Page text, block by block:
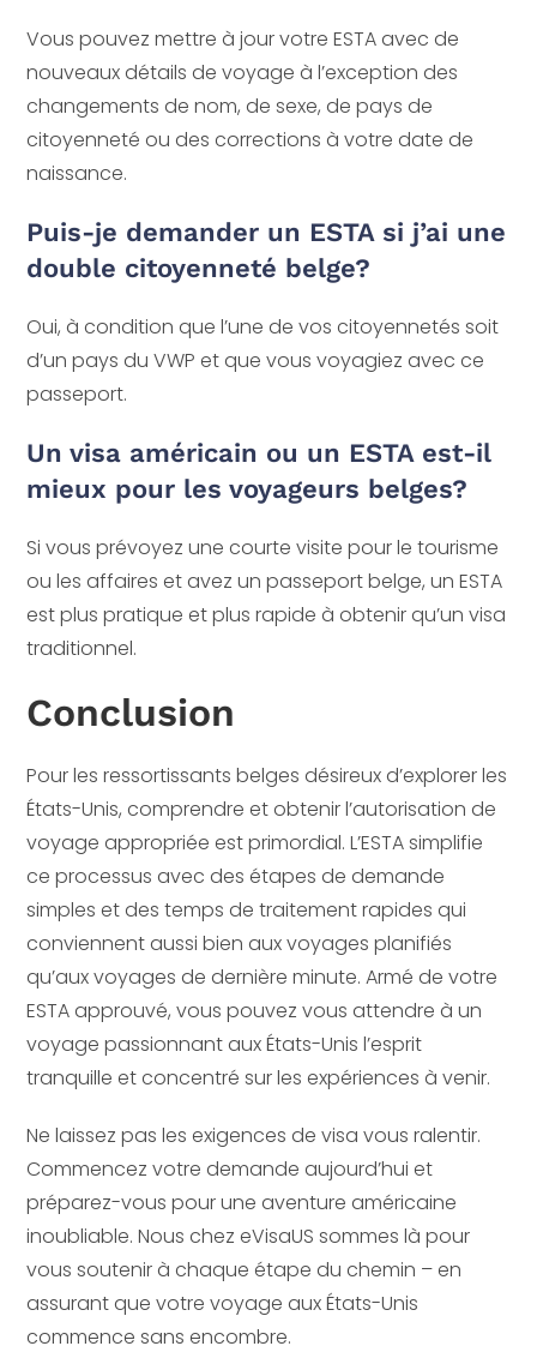
Vous pouvez mettre à jour votre ESTA avec de
nouveaux détails de voyage à l’exception des
changements de nom, de sexe, de pays de
citoyenneté ou des corrections à votre date de
naissance.
Puis-je demander un ESTA si j’ai une
double citoyenneté belge?
Oui, à condition que l’une de vos citoyennetés soit
d’un pays du VWP et que vous voyagiez avec ce
passeport.
Un visa américain ou un ESTA est-il
mieux pour les voyageurs belges?
Si vous prévoyez une courte visite pour le tourisme
ou les affaires et avez un passeport belge, un ESTA
est plus pratique et plus rapide à obtenir qu’un visa
traditionnel.
Conclusion
Pour les ressortissants belges désireux d’explorer les
États-Unis, comprendre et obtenir l’autorisation de
voyage appropriée est primordial. L’ESTA simplifie
ce processus avec des étapes de demande
simples et des temps de traitement rapides qui
conviennent aussi bien aux voyages planifiés
qu’aux voyages de dernière minute. Armé de votre
ESTA approuvé, vous pouvez vous attendre à un
voyage passionnant aux États-Unis l’esprit
tranquille et concentré sur les expériences à venir.
Ne laissez pas les exigences de visa vous ralentir.
Commencez votre demande aujourd’hui et
préparez-vous pour une aventure américaine
inoubliable. Nous chez eVisaUS sommes là pour
vous soutenir à chaque étape du chemin – en
assurant que votre voyage aux États-Unis
commence sans encombre.